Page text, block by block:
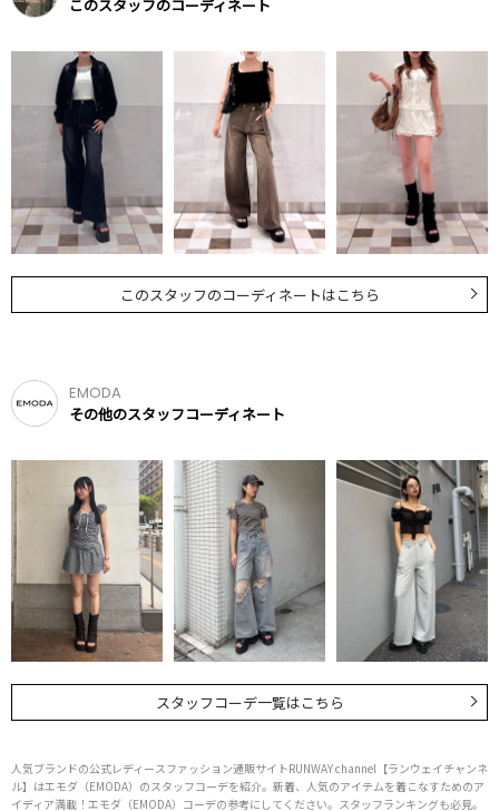
このスタッフのコーディネート
このスタッフのコーディネートはこちら
EMODA
その他のスタッフコーディネート
スタッフコーデ一覧はこちら
人気ブランドの公式レディースファッション通販サイトRUNWAY channel【ランウェイチャンネ
ル】はエモダ（EMODA）のスタッフコーデを紹介。新着、人気のアイテムを着こなすためのア
イディア満載！エモダ（EMODA）コーデの参考にしてください。スタッフランキングも必見。